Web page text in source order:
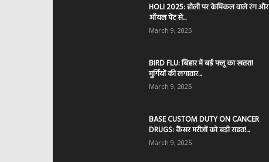
HOLI 2025: होली पर केमिकल वाले रंग और
ऑयल पेंट से...
March 9, 2025
BIRD FLU: बिहार में बर्ड फ्लू का खतरा!
मुर्गियों की लगातार...
March 9, 2025
BASE CUSTOM DUTY ON CANCER
DRUGS: कैंसर मरीजों को बड़ी राहत!...
March 9, 2025